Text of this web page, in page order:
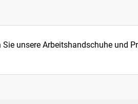
Sie unsere Arbeitshandschuhe und